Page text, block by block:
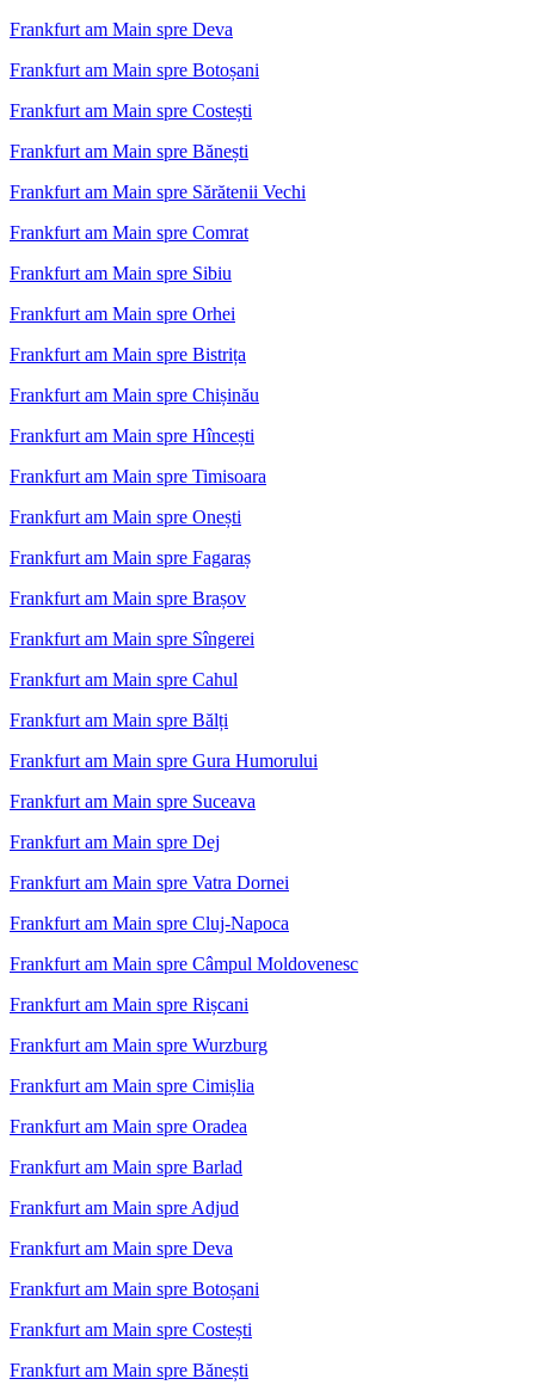
Frankfurt am Main spre Deva
Frankfurt am Main spre Botoșani
Frankfurt am Main spre Costești
Frankfurt am Main spre Bănești
Frankfurt am Main spre Sărătenii Vechi
Frankfurt am Main spre Comrat
Frankfurt am Main spre Sibiu
Frankfurt am Main spre Orhei
Frankfurt am Main spre Bistrița
Frankfurt am Main spre Chișinău
Frankfurt am Main spre Hîncești
Frankfurt am Main spre Timisoara
Frankfurt am Main spre Onești
Frankfurt am Main spre Fagaraș
Frankfurt am Main spre Brașov
Frankfurt am Main spre Sîngerei
Frankfurt am Main spre Cahul
Frankfurt am Main spre Bălți
Frankfurt am Main spre Gura Humorului
Frankfurt am Main spre Suceava
Frankfurt am Main spre Dej
Frankfurt am Main spre Vatra Dornei
Frankfurt am Main spre Cluj-Napoca
Frankfurt am Main spre Câmpul Moldovenesc
Frankfurt am Main spre Rișcani
Frankfurt am Main spre Wurzburg
Frankfurt am Main spre Cimișlia
Frankfurt am Main spre Oradea
Frankfurt am Main spre Barlad
Frankfurt am Main spre Adjud
Frankfurt am Main spre Deva
Frankfurt am Main spre Botoșani
Frankfurt am Main spre Costești
Frankfurt am Main spre Bănești